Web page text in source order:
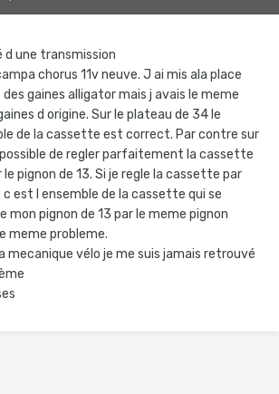
d une transmission
chorus 11v neuve. J ai mis ala place
des gaines alligator mais j avais le meme
d origine. Sur le plateau de 34 le
de la cassette est correct. Par contre sur
de regler parfaitement la cassette
pignon de 13. Si je regle la cassette par
est l ensemble de la cassette qui se
mon pignon de 13 par le meme pignon
meme probleme.
mecanique vélo je me suis jamais retrouvé